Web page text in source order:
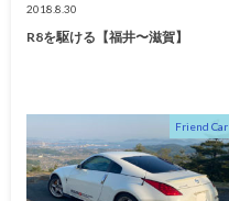
2018.8.30
R8を駆ける【福井〜滋賀】
Friend Car